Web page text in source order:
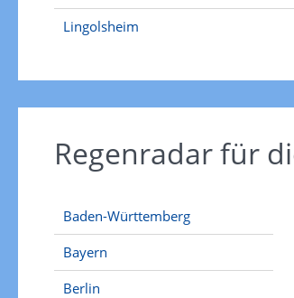
Lingolsheim
Regenradar für
Baden-Württemberg
Bayern
Berlin